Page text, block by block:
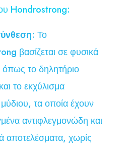
Hondrostrong:
: Το
βασίζεται σε φυσικά
όπως το δηλητήριο
το εκχύλισμα
τα οποία έχουν
αντιφλεγμονώδη και
αποτελέσματα, χωρίς